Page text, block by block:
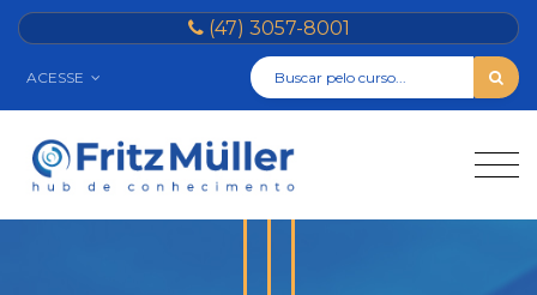
(47) 3057-8001
ACESSE